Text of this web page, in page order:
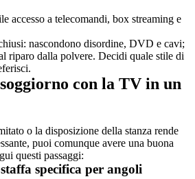
accesso a telecomandi, box streaming e
nascondono disordine, DVD e cavi;
riparo dalla polvere. Decidi quale stile di
con la TV in un
o la disposizione della stanza rende
puoi comunque avere una buona
questi passaggi:
specifica per angoli